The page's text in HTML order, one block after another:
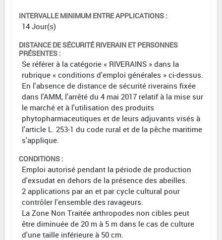
INTERVALLE MINIMUM ENTRE APPLICATIONS :
14 Jour(s)
DISTANCE DE SÉCURITÉ RIVERAIN ET PERSONNES
PRÉSENTES :
Se référer à la catégorie « RIVERAINS » dans la
rubrique « conditions d'emploi générales » ci-dessus.
En l'absence de distance de sécurité riverains fixée
dans l'AMM, l'arrêté du 4 mai 2017 relatif à la mise sur
le marché et à l'utilisation des produits
phytopharmaceutiques et de leurs adjuvants visés à
l'article L. 253-1 du code rural et de la pêche maritime
s'applique.
CONDITIONS :
Emploi autorisé pendant la période de production
d'exsudat en dehors de la présence des abeilles.
2 applications par an et par cycle cultural pour
contrôler l'ensemble des ravageurs.
La Zone Non Traitée arthropodes non cibles peut
être diminuée de 20 m à 5 m dans le cas de culture
d'une taille inférieure à 50 cm.